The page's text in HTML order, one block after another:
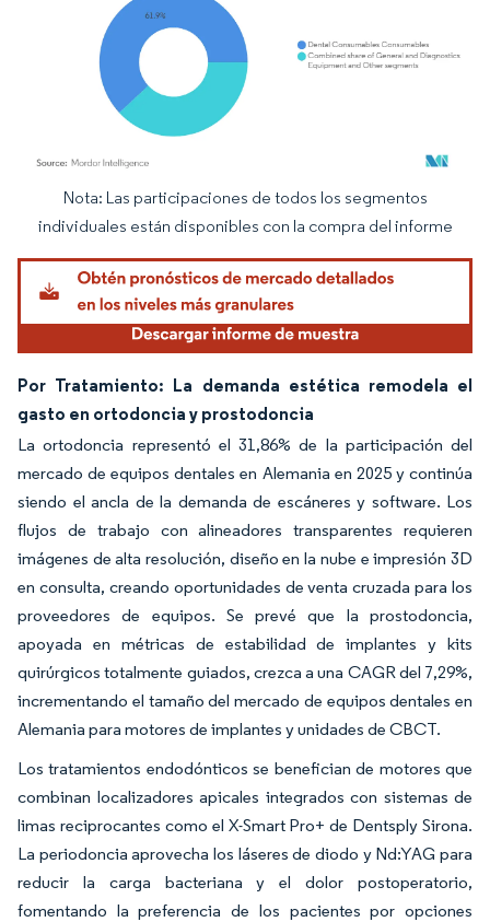
Imagen © Mordor Intelligence. El uso requiere atribución según CC BY 4.0.
Nota: Las participaciones de todos los segmentos
individuales están disponibles con la compra del informe
Por Tratamiento: La demanda estética remodela el
gasto en ortodoncia y prostodoncia
La ortodoncia representó el 31,86% de la participación del
mercado de equipos dentales en Alemania en 2025 y continúa
siendo el ancla de la demanda de escáneres y software. Los
flujos de trabajo con alineadores transparentes requieren
imágenes de alta resolución, diseño en la nube e impresión 3D
en consulta, creando oportunidades de venta cruzada para los
proveedores de equipos. Se prevé que la prostodoncia,
apoyada en métricas de estabilidad de implantes y kits
quirúrgicos totalmente guiados, crezca a una CAGR del 7,29%,
incrementando el tamaño del mercado de equipos dentales en
Alemania para motores de implantes y unidades de CBCT.
Los tratamientos endodónticos se benefician de motores que
combinan localizadores apicales integrados con sistemas de
limas reciprocantes como el X-Smart Pro+ de Dentsply Sirona.
La periodoncia aprovecha los láseres de diodo y Nd:YAG para
reducir la carga bacteriana y el dolor postoperatorio,
fomentando la preferencia de los pacientes por opciones